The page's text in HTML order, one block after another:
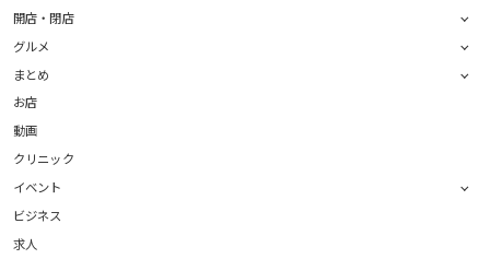
開店・閉店
グルメ
まとめ
お店
動画
クリニック
イベント
ビジネス
求人